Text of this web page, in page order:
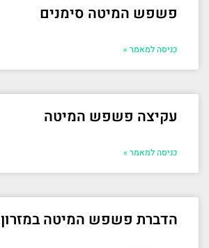
פשפש המיטה סימנים
כניסה למאמר »
עקיצה פשפש המיטה
כניסה למאמר »
הדברת פשפש המיטה במזרון